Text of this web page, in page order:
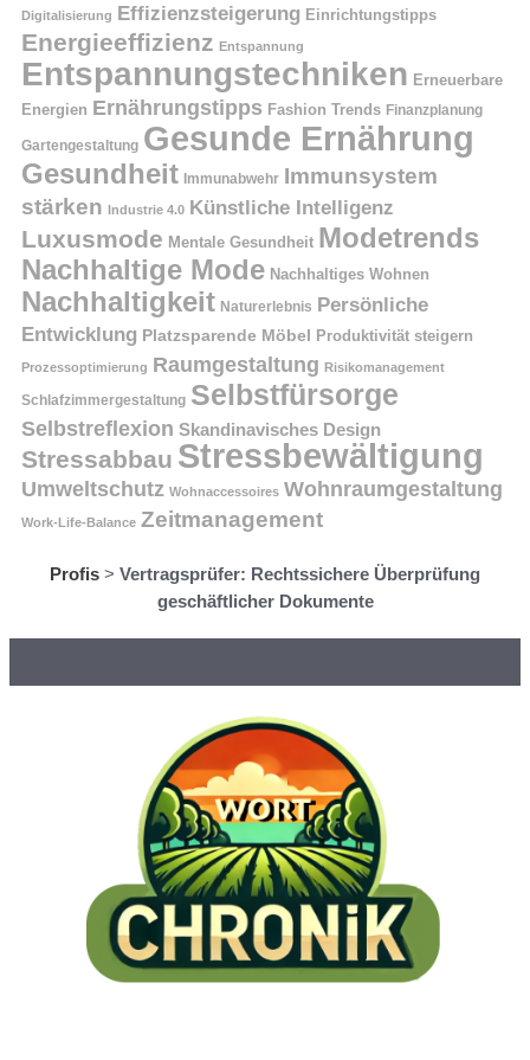
Digitalisierung Effizienzsteigerung Einrichtungstipps
Energieeffizienz Entspannung
Entspannungstechniken Erneuerbare
Energien Ernährungstipps Fashion Trends Finanzplanung
Gartengestaltung Gesunde Ernährung
Gesundheit Immunabwehr Immunsystem
stärken Industrie 4.0 Künstliche Intelligenz
Luxusmode Mentale Gesundheit Modetrends
Nachhaltige Mode Nachhaltiges Wohnen
Nachhaltigkeit Naturerlebnis Persönliche
Entwicklung Platzsparende Möbel Produktivität steigern
Prozessoptimierung Raumgestaltung Risikomanagement
Schlafzimmergestaltung Selbstfürsorge
Selbstreflexion Skandinavisches Design
Stressabbau Stressbewältigung
Umweltschutz Wohnaccessoires Wohnraumgestaltung
Work-Life-Balance Zeitmanagement
Profis > Vertragsprüfer: Rechtssichere Überprüfung
geschäftlicher Dokumente